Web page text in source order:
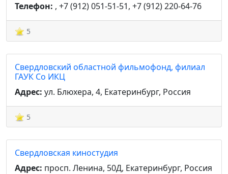
Телефон: , +7 (912) 051-51-51, +7 (912) 220-64-76
5
Свердловский областной фильмофонд, филиал
ГАУК Со ИКЦ
Адрес: ул. Блюхера, 4, Екатеринбург, Россия
5
Свердловская киностудия
Адрес: просп. Ленина, 50Д, Екатеринбург, Россия